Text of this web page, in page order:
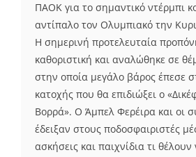
ΠΑΟΚ για το σημαντικό ντέρμπι
αντίπαλο τον Ολυμπιακό την
Η σημερινή προτελευταία
καθοριστική και αναλώθηκε σε
στην οποία μεγάλο βάρος έπεσε
κατοχής που θα επιδιώξει ο
Βορρά». Ο Άμπελ Φερέιρα και οι
έδειξαν στους ποδοσφαιριστές
ασκήσεις και παιχνίδια τι